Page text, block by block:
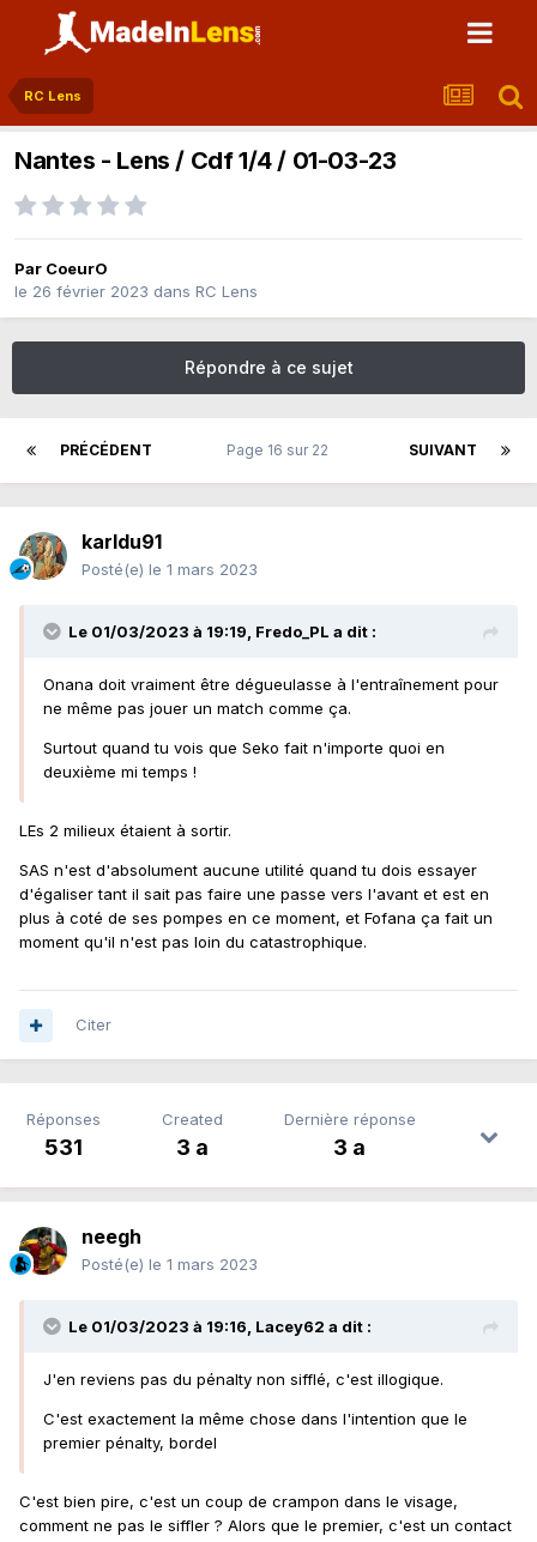
RC Lens
Nantes - Lens / Cdf 1/4 / 01-03-23
Par CoeurO
le 26 février 2023 dans RC Lens
Répondre à ce sujet
PRÉCÉDENT SUIVANT
Page 16 sur 22
karldu91
Posté(e) le 1 mars 2023
Le 01/03/2023 à 19:19, Fredo_PL a dit :
Onana doit vraiment être dégueulasse à l'entraînement pour
ne même pas jouer un match comme ça.
Surtout quand tu vois que Seko fait n'importe quoi en
deuxième mi temps !
LEs 2 milieux étaient à sortir.
SAS n'est d'absolument aucune utilité quand tu dois essayer
d'égaliser tant il sait pas faire une passe vers l'avant et est en
plus à coté de ses pompes en ce moment, et Fofana ça fait un
moment qu'il n'est pas loin du catastrophique.
Citer
Réponses
531
Created
3 a
Dernière réponse
3 a
neegh
Posté(e) le 1 mars 2023
Le 01/03/2023 à 19:16, Lacey62 a dit :
J'en reviens pas du pénalty non sifflé, c'est illogique.
C'est exactement la même chose dans l'intention que le
premier pénalty, bordel
C'est bien pire, c'est un coup de crampon dans le visage,
comment ne pas le siffler ? Alors que le premier, c'est un contact